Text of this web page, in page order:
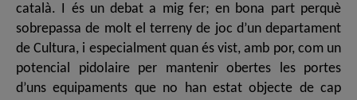
català. I és un debat a mig fer; en bona part perquè
sobrepassa de molt el terreny de joc d’un departament
de Cultura, i especialment quan és vist, amb por, com un
potencial pidolaire per mantenir obertes les portes
d’uns equipaments que no han estat objecte de cap